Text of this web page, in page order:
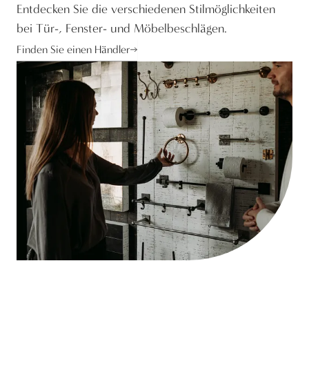
Entdecken Sie die verschiedenen Stilmöglichkeiten
bei Tür-, Fenster- und Möbelbeschlägen.
Finden Sie einen Händler